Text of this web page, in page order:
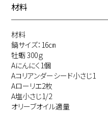
材料
材料
鍋サイズ：16㎝
牡蛎 300ｇ
Aにんにく1個
Aコリアンダーシード小さじ1
Aローリエ2枚
A塩小さじ1/2
オリーブオイル適量